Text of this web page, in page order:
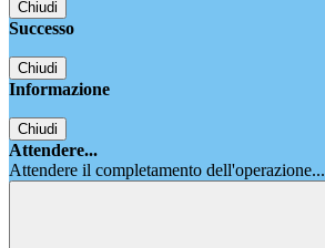
Chiudi
Successo
Chiudi
Informazione
Chiudi
Attendere...
Attendere il completamento dell'operazione...